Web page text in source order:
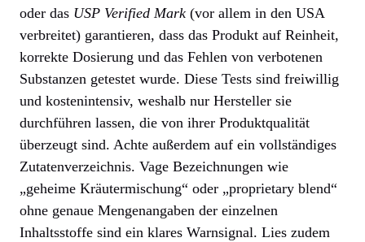
oder das USP Verified Mark (vor allem in den USA
verbreitet) garantieren, dass das Produkt auf Reinheit,
korrekte Dosierung und das Fehlen von verbotenen
Substanzen getestet wurde. Diese Tests sind freiwillig
und kostenintensiv, weshalb nur Hersteller sie
durchführen lassen, die von ihrer Produktqualität
überzeugt sind. Achte außerdem auf ein vollständiges
Zutatenverzeichnis. Vage Bezeichnungen wie
„geheime Kräutermischung“ oder „proprietary blend“
ohne genaue Mengenangaben der einzelnen
Inhaltsstoffe sind ein klares Warnsignal. Lies zudem